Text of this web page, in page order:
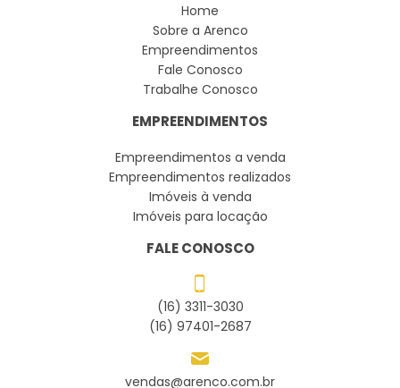
Home
Sobre a Arenco
Empreendimentos
Fale Conosco
Trabalhe Conosco
EMPREENDIMENTOS
Empreendimentos a venda
Empreendimentos realizados
Imóveis à venda
Imóveis para locação
FALE CONOSCO
(16) 3311-3030
(16) 97401-2687
vendas@arenco.com.br